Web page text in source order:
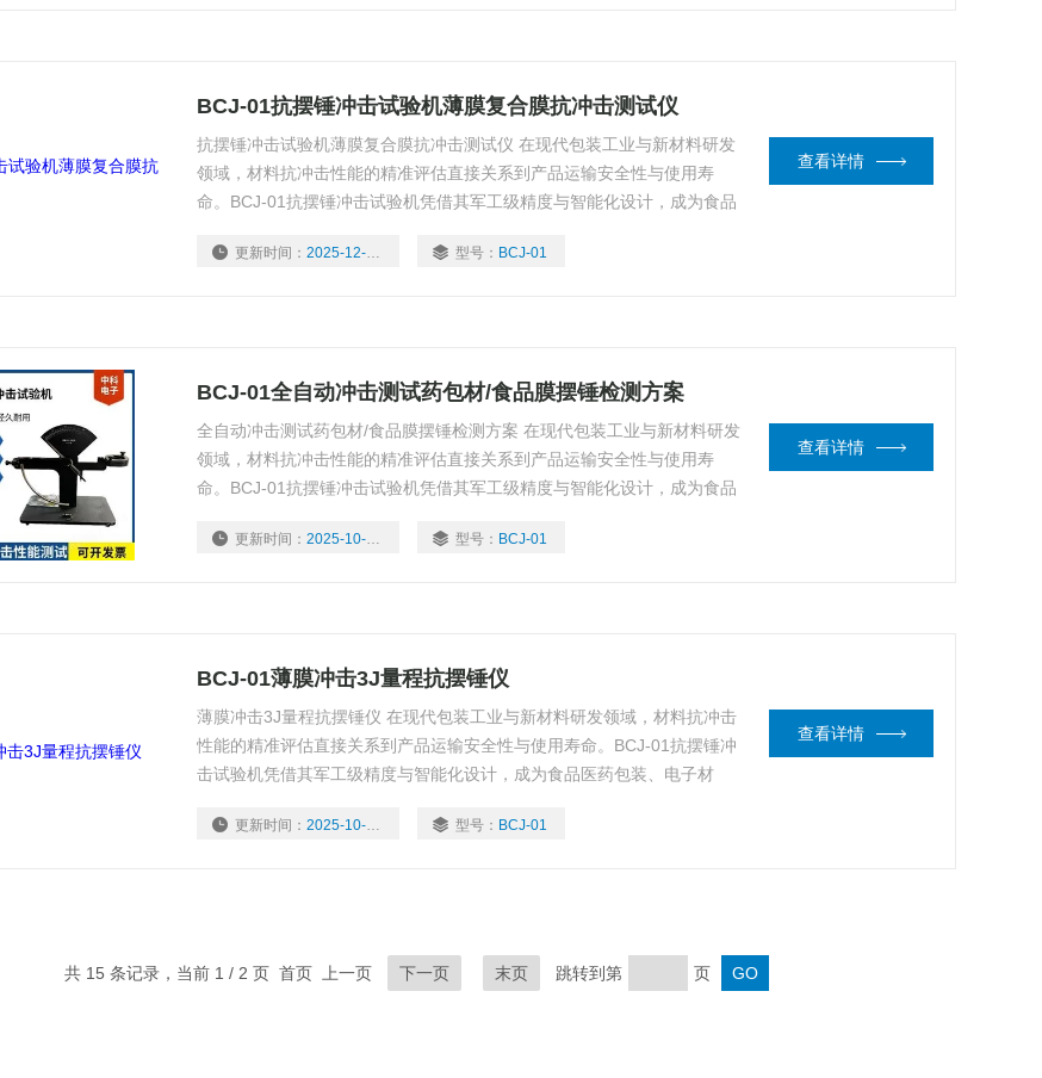
BCJ-01抗摆锤冲击试验机薄膜复合膜抗冲击测试仪
抗摆锤冲击试验机薄膜复合膜抗冲击测试仪 在现代包装工业与新材料研发
领域，材料抗冲击性能的精准评估直接关系到产品运输安全性与使用寿
命。BCJ-01抗摆锤冲击试验机凭借其军工级精度与智能化设计，成为食品
技术、行业应用及用户体验三大维度，深度解析其不可替代的产品价值。
更新时间：2025-12-12 型号： BCJ-01
查看详情
BCJ-01全自动冲击测试药包材/食品膜摆锤检测方案
全自动冲击测试药包材/食品膜摆锤检测方案 在现代包装工业与新材料研发
领域，材料抗冲击性能的精准评估直接关系到产品运输安全性与使用寿
命。BCJ-01抗摆锤冲击试验机凭借其军工级精度与智能化设计，成为食品
技术、行业应用及用户体验三大维度，深度解析其不可替代的产品价值。
更新时间：2025-10-21 型号： BCJ-01
查看详情
BCJ-01薄膜冲击3J量程抗摆锤仪
薄膜冲击3J量程抗摆锤仪 在现代包装工业与新材料研发领域，材料抗冲击
性能的精准评估直接关系到产品运输安全性与使用寿命。BCJ-01抗摆锤冲
击试验机凭借其军工级精度与智能化设计，成为食品医药包装、电子材
用户体验三大维度，深度解析其不可替代的产品价值。
更新时间：2025-10-21 型号： BCJ-01
查看详情
共 15 条记录，当前 1 / 2 页 首页 上一页 下一页 末页 跳转到第 页